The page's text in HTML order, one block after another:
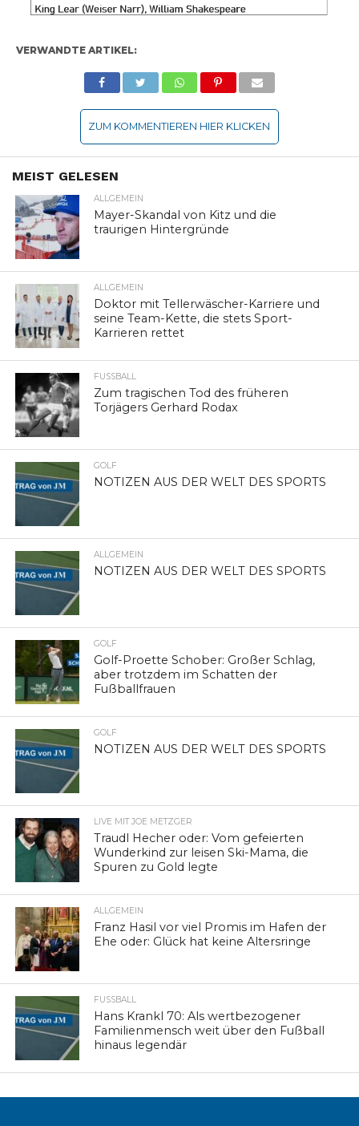
VERWANDTE ARTIKEL:
ZUM KOMMENTIEREN HIER KLICKEN
MEIST GELESEN
ALLGEMEIN
Mayer-Skandal von Kitz und die
traurigen Hintergründe
ALLGEMEIN
Doktor mit Tellerwäscher-Karriere und
seine Team-Kette, die stets Sport-
Karrieren rettet
FUSSBALL
Zum tragischen Tod des früheren
Torjägers Gerhard Rodax
GOLF
NOTIZEN AUS DER WELT DES SPORTS
ALLGEMEIN
NOTIZEN AUS DER WELT DES SPORTS
GOLF
Golf-Proette Schober: Großer Schlag,
aber trotzdem im Schatten der
Fußballfrauen
GOLF
NOTIZEN AUS DER WELT DES SPORTS
LIVE MIT JOE METZGER
Traudl Hecher oder: Vom gefeierten
Wunderkind zur leisen Ski-Mama, die
Spuren zu Gold legte
ALLGEMEIN
Franz Hasil vor viel Promis im Hafen der
Ehe oder: Glück hat keine Altersringe
FUSSBALL
Hans Krankl 70: Als wertbezogener
Familienmensch weit über den Fußball
hinaus legendär